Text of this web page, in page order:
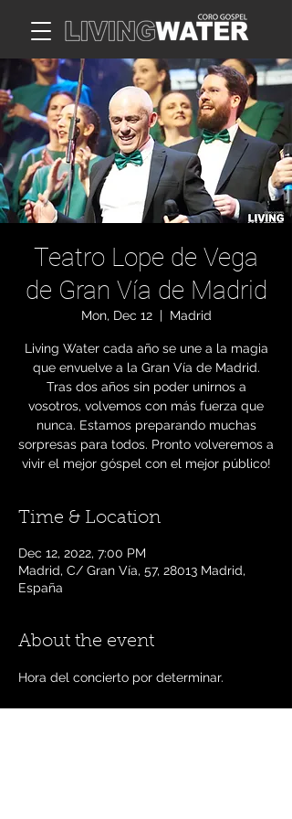
Teatro Lope de Vega
de Gran Vía de Madrid
Mon, Dec 12
  |
Madrid
Living Water cada año se une a la magia
que envuelve a la Gran Vía de Madrid.
Tras dos años sin poder unirnos a
vosotros, volvemos con más fuerza que
nunca. Estamos preparando muchas
sorpresas para todos. Pronto volveremos a
vivir el mejor góspel con el mejor público!
Time & Location
Dec 12, 2022, 7:00 PM
Madrid, C/ Gran Vía, 57, 28013 Madrid,
España
About the event
Hora del concierto por determinar.